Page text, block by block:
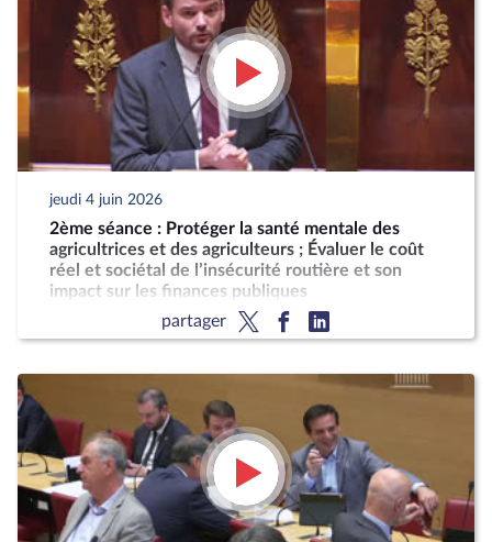
jeudi 4 juin 2026
2ème séance : Protéger la santé mentale des
agricultrices et des agriculteurs ; Évaluer le coût
réel et sociétal de l’insécurité routière et son
impact sur les finances publiques
partager